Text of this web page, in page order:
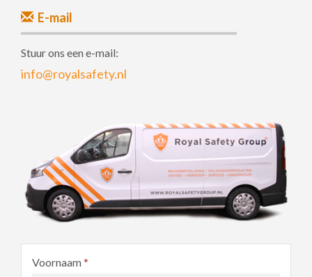
E-mail
Stuur ons een e-mail:
info@royalsafety.nl
Voornaam*